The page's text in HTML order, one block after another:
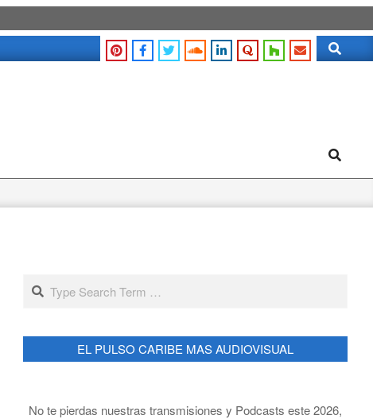
Search
Search
Search
EL PULSO CARIBE MAS AUDIOVISUAL
No te pierdas nuestras transmisiones y Podcasts este 2026,